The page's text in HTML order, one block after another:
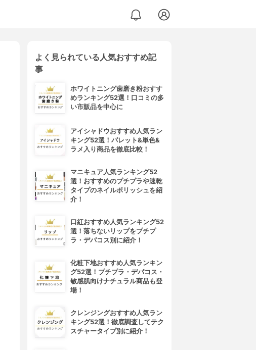
よく見られている人気おすすめ記
事
ホワイトニング歯磨き粉おすす
めランキング52選！口コミの多
い市販品を中心に
アイシャドウおすすめ人気ラン
キング52選！パレット&単色&
ラメ入り商品を徹底比較！
マニキュア人気ランキング52
選！おすすめのプチプラや速乾
タイプのネイルポリッシュを紹
介！
口紅おすすめ人気ランキング52
選！落ちないリップをプチプ
ラ・デパコス別に紹介！
化粧下地おすすめ人気ランキン
グ52選！プチプラ・デパコス・
敏感肌向けナチュラル商品も登
場！
クレンジングおすすめ人気ラン
キング52選！徹底調査してテク
スチャータイプ別に紹介！